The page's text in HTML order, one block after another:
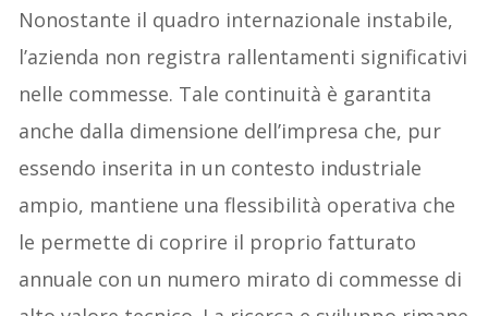
Nonostante il quadro internazionale instabile,
l’azienda non registra rallentamenti significativi
nelle commesse. Tale continuità è garantita
anche dalla dimensione dell’impresa che, pur
essendo inserita in un contesto industriale
ampio, mantiene una flessibilità operativa che
le permette di coprire il proprio fatturato
annuale con un numero mirato di commesse di